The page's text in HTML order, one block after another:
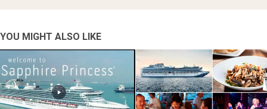
YOU MIGHT ALSO LIKE